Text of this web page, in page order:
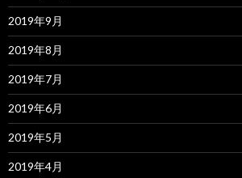
2019年9月
2019年8月
2019年7月
2019年6月
2019年5月
2019年4月